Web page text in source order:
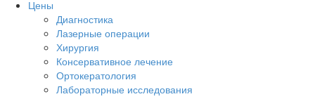
Цены
Диагностика
Лазерные операции
Хирургия
Консервативное лечение
Ортокератология
Лабораторные исследования